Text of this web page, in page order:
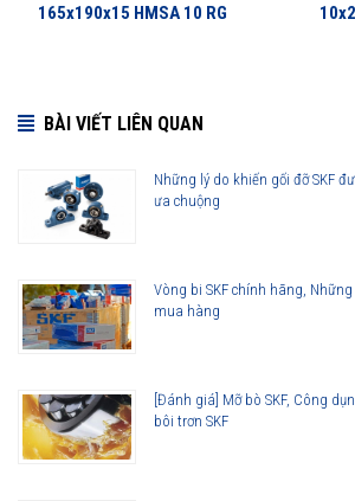
26x47x7 HMSA10 RG được phân phối
Đại lý ủy quyền SKF chính hãng - SKF Authorized
999
165x190x15 HMSA 10 RG
BÀI VIẾT LIÊN QUAN
Những lý do khiến gối đỡ SKF
ưa chuộng
Vòng bi SKF chính hãng,
mua hàng
[Đánh giá] Mỡ bò SKF, Công
bôi trơn SKF